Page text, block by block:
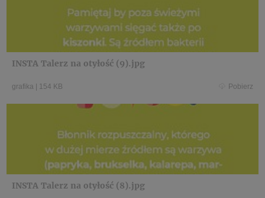
INSTA Talerz na otyłość (9).jpg
grafika 154 KB Pobierz
INSTA Talerz na otyłość (8).jpg